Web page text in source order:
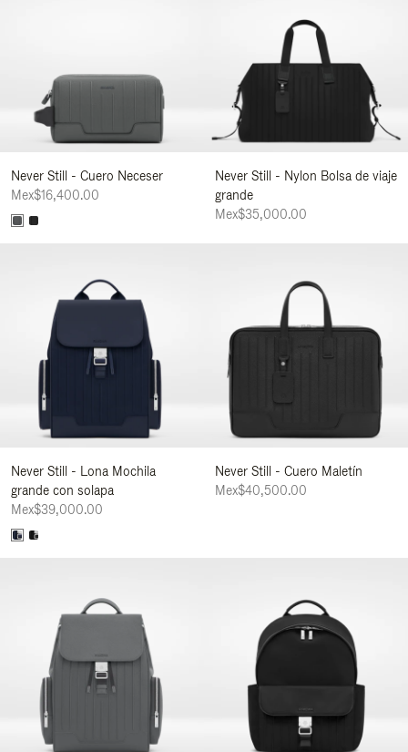
Never Still - Cuero Neceser
Mex$16,400.00
Never Still - Nylon Bolsa de viaje
grande
Mex$35,000.00
Never Still - Lona Mochila
grande con solapa
Mex$39,000.00
Never Still - Cuero Maletín
Mex$40,500.00